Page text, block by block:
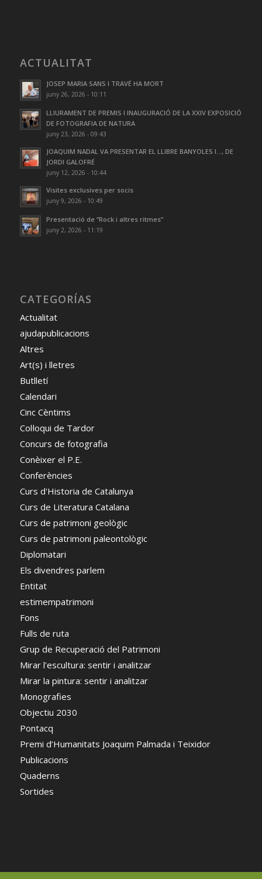
ACTUALITAT
JOSEP MARIA SANS I TRAVÉ HA MORT
juny 26, 2026 - 10:11
LLIURAMENT DE PREMIS I INAUGURACIÓ DE LA XXIV EXPOSICIÓ
DE FOTOGRAFIA DE NATURA
juny 23, 2026 - 09:43
JOAQUIM NADAL VA PRESENTAR EL LLIBRE BANYOLES I…, DE
JORDI GALOFRÉ
juny 12, 2026 - 10:44
Visites exclusives per socis
juny 9, 2026 - 10:49
Presentació de “Rock i altres ritmes”
juny 2, 2026 - 11:19
CATEGORÍAS
Actualitat
ajudapublicacions
Altres
Art(s) i lletres
Butlletí
Calendari
Cinc Cèntims
Col·loqui de Tardor
Concurs de fotografia
Conèixer el P.E.
Conferències
Curs d'Historia de Catalunya
Curs de Literatura Catalana
Curs de patrimoni geològic
Curs de patrimoni paleontològic
Diplomatari
Els divendres parlem
Entitat
estimempatrimoni
Fons
Fulls de ruta
Grup de Recuperació del Patrimoni
Mirar l'escultura: sentir i analitzar
Mirar la pintura: sentir i analitzar
Monografies
Objectiu 2030
Pontacq
Premi d’Humanitats Joaquim Palmada i Teixidor
Publicacions
Quaderns
Sortides